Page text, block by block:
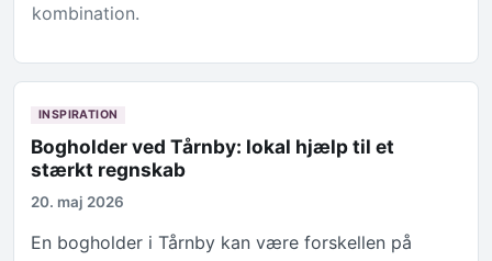
kombination.
INSPIRATION
Bogholder ved Tårnby: lokal hjælp til et
stærkt regnskab
20. maj 2026
En bogholder i Tårnby kan være forskellen på